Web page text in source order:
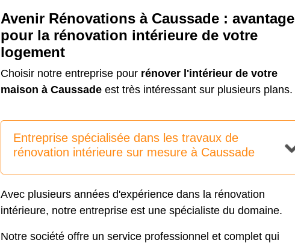
Avenir Rénovations à Caussade :
pour la rénovation intérieure de votre
logement
Choisir notre entreprise pour rénover l'intérieur de votre
maison à Caussade est très intéressant sur plusieurs plans.
Entreprise spécialisée dans les travaux de
rénovation intérieure sur mesure à Caussade
Avec plusieurs années d'expérience dans la rénovation
intérieure, notre entreprise est une spécialiste du domaine.
Notre société offre un service professionnel et complet qui